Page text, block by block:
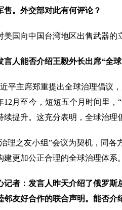
。外交部对此有何评论？
美国向中国台湾地区出售武器的
言人能否介绍王毅外长出席“全
平主席郑重提出全球治理倡议
12月至今，短短五个月时间里
续提升。这充分表明，全球治
理之友小组”会议为契机，同
建更加公正合理的全球治理体系
记者：发言人昨天介绍了俄罗
邻友好合作的联合声明。能否介